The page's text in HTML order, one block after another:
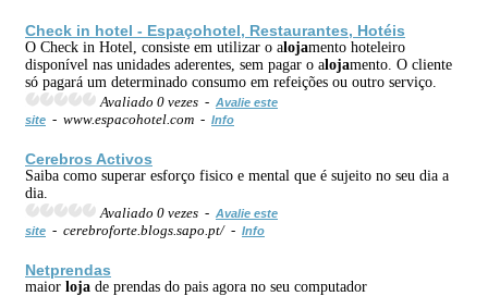
Check in hotel - Espaçohotel, Restaurantes, Hotéis
O Check in Hotel, consiste em utilizar o alojamento hoteleiro
disponível nas unidades aderentes, sem pagar o alojamento. O cliente
só pagará um determinado consumo em refeições ou outro serviço.
Avaliado 0 vezes - Avalie este
site - www.espacohotel.com - Info
Cerebros Activos
Saiba como superar esforço fisico e mental que é sujeito no seu dia a
dia.
Avaliado 0 vezes - Avalie este
site - cerebroforte.blogs.sapo.pt/ - Info
Netprendas
maior loja de prendas do pais agora no seu computador